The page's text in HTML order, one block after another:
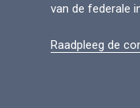
van de federale
Raadpleeg de